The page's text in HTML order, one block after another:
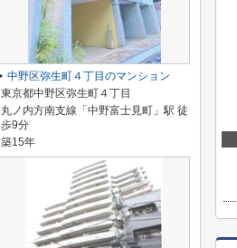
中野区弥生町４丁目のマンション
東京都中野区弥生町４丁目
丸ノ内方南支線「中野富士見町」駅 徒
歩9分
築15年